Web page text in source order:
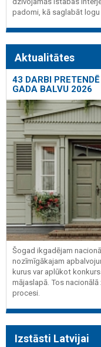
padomi, kā saglabāt
Aktualitātes
43 DARBI
GADA BALVU 2026
Šogad ikgadējam
nozīmīgākajam
kurus var aplūkot
mājaslapā. Tos
procesi.
Izstāsti Latvijai